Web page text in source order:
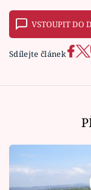
VSTOUPIT DO
Sdílejte článek